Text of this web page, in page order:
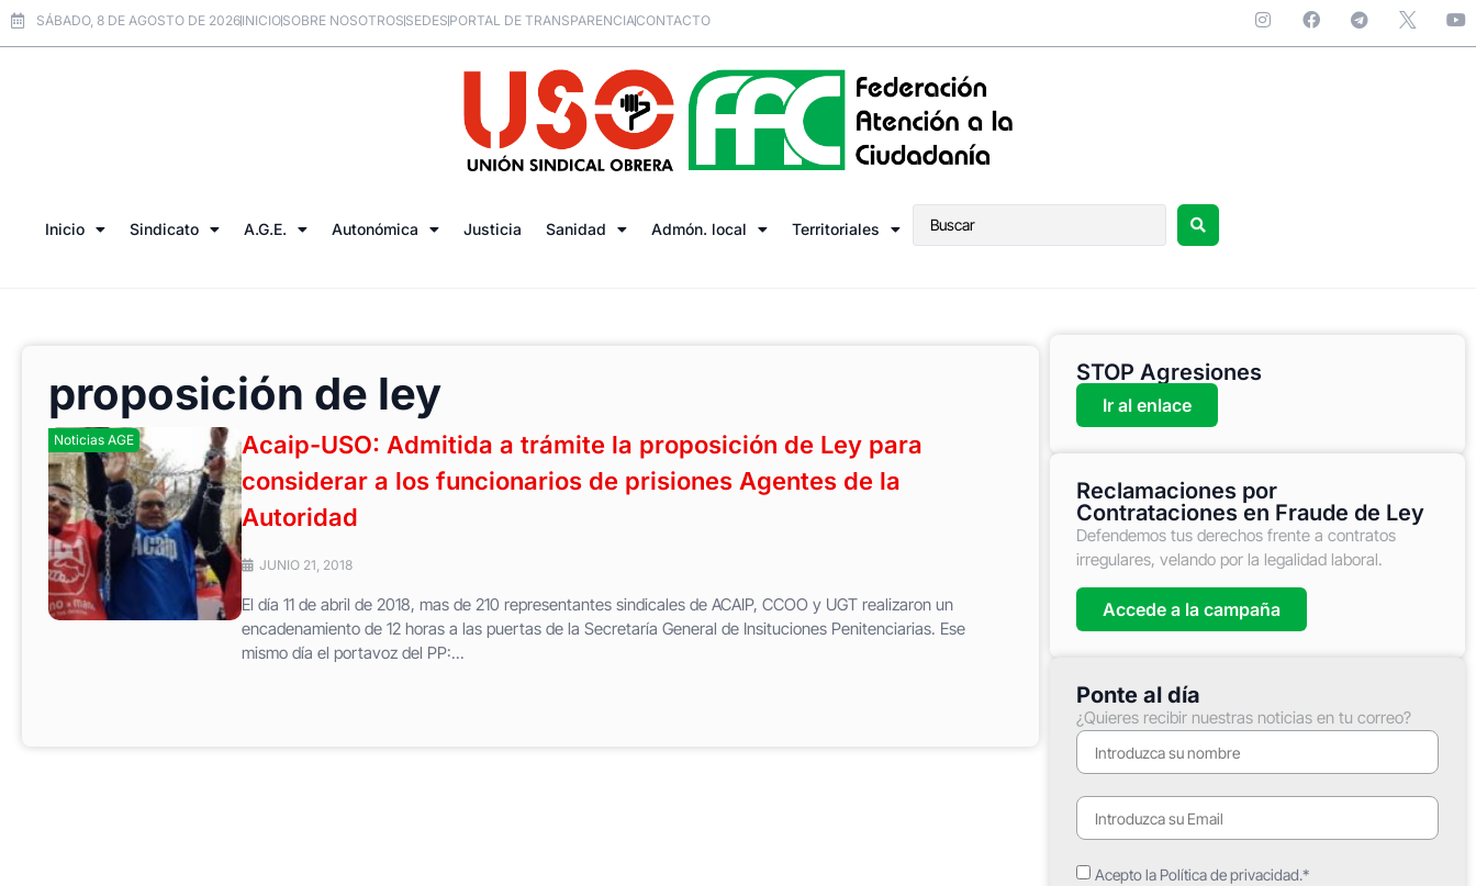
SÁBADO, 8 DE AGOSTO DE 2026INICIOSOBRE NOSOTROSSEDESPORTAL DE TRANSPARENCIACONTACTO
Inicio Sindicato A.G.E. Autonómica Justicia Sanidad Admón. local Territoriales
proposición de ley
Noticias AGE
Acaip-USO: Admitida a trámite la proposición de Ley para
considerar a los funcionarios de prisiones Agentes de la
Autoridad
JUNIO 21, 2018
El día 11 de abril de 2018, mas de 210 representantes sindicales de ACAIP, CCOO y UGT realizaron un
encadenamiento de 12 horas a las puertas de la Secretaría General de Insituciones Penitenciarias. Ese
mismo día el portavoz del PP:...
STOP Agresiones
Ir al enlace
Reclamaciones por
Contrataciones en Fraude de Ley
Defendemos tus derechos frente a contratos
irregulares, velando por la legalidad laboral.
Accede a la campaña
Ponte al día
¿Quieres recibir nuestras noticias en tu correo?
Acepto la Política de privacidad.*